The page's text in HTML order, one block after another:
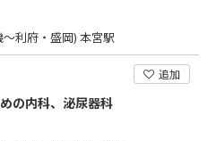
利府・盛岡) 本宮駅
追加
の内科、泌尿器科